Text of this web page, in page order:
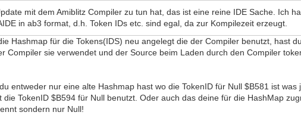
mit dem Amiblitz Compiler zu tun hat, das ist eine reine IDE Sache. Ich
in ab3 format, d.h. Token IDs etc. sind egal, da zur Kompilezeit erzeugt.
Hashmap für die Tokens(IDS) neu angelegt die der Compiler benutzt, hast
Compiler sie verwendet und der Source beim Laden durch den Compiler
entweder nur eine alte Hashmap hast wo die TokenID für Null $B581 ist
TokenID $B594 für Null benutzt. Oder auch das deine für die HashMap
sondern nur Null!